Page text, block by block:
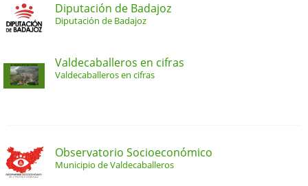
Diputación de Badajoz
Diputación de Badajoz
Valdecaballeros en cifras
Valdecaballeros en cifras
Observatorio Socioeconómico
Municipio de Valdecaballeros